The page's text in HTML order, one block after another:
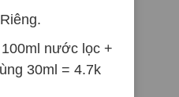
nước lọc +
30ml = 4.7k